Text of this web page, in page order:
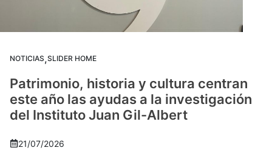
NOTICIAS,SLIDER HOME
Patrimonio, historia y cultura centran
este año las ayudas a la investigación
del Instituto Juan Gil-Albert
21/07/2026